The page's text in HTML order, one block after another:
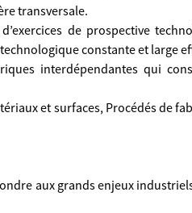
transversale.
de prospective
constante et large
interdépendantes qui
et surfaces, Procédés de
aux grands enjeux